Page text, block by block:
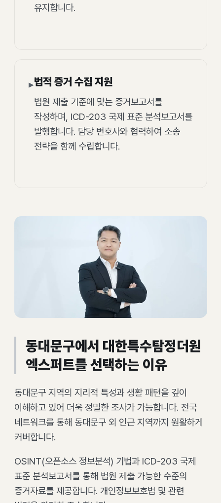
유지합니다.
▸법적 증거 수집 지원
법원 제출 기준에 맞는 증거보고서를
작성하며, ICD-203 국제 표준 분석보고서를
발행합니다. 담당 변호사와 협력하여 소송
전략을 함께 수립합니다.
동대문구에서 대한특수탐정더원
엑스퍼트를 선택하는 이유
동대문구 지역의 지리적 특성과 생활 패턴을 깊이
이해하고 있어 더욱 정밀한 조사가 가능합니다. 전국
네트워크를 통해 동대문구 외 인근 지역까지 원활하게
커버합니다.
OSINT(오픈소스 정보분석) 기법과 ICD-203 국제
표준 분석보고서를 통해 법원 제출 가능한 수준의
증거자료를 제공합니다. 개인정보보호법 및 관련